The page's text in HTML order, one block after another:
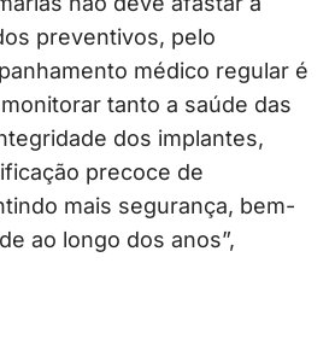
preventivos, pelo
médico regular é
tanto a saúde das
dos implantes,
precoce de
mais segurança, bem-
ao longo dos anos”,